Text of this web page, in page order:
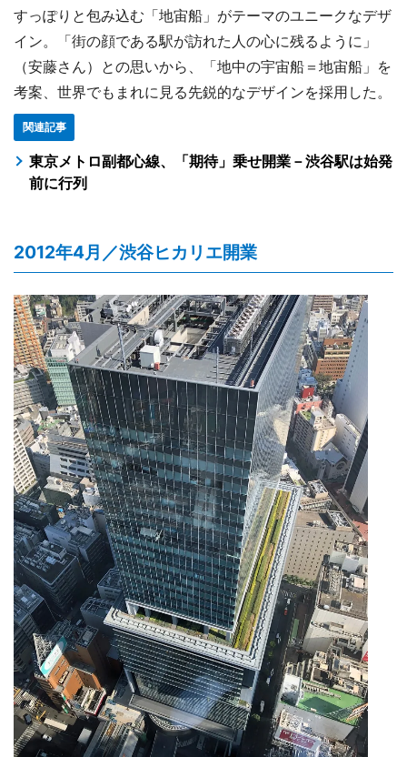
すっぽりと包み込む「地宙船」がテーマのユニークなデザ
イン。「街の顔である駅が訪れた人の心に残るように」
（安藤さん）との思いから、「地中の宇宙船＝地宙船」を
考案、世界でもまれに見る先鋭的なデザインを採用した。
関連記事
東京メトロ副都心線、「期待」乗せ開業－渋谷駅は始発
前に行列
2012年4月／渋谷ヒカリエ開業